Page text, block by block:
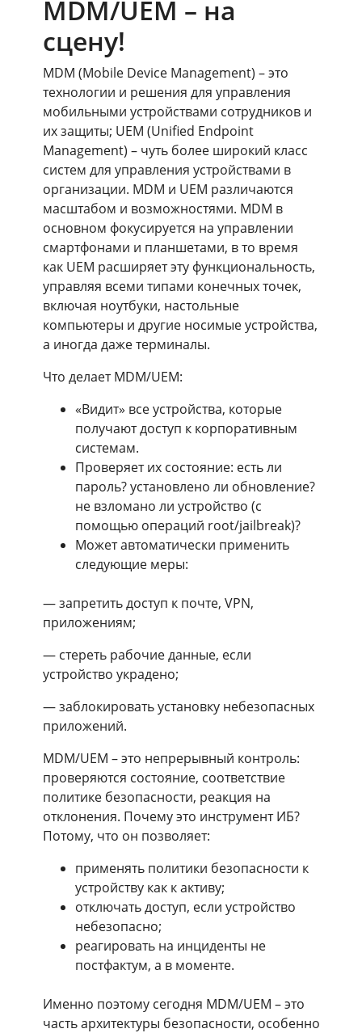
MDM/UEM – на
сцену!
MDM (Mobile Device Management) – это
технологии и решения для управления
мобильными устройствами сотрудников и
их защиты; UEM (Unified Endpoint
Management) – чуть более широкий класс
систем для управления устройствами в
организации. MDM и UEM различаются
масштабом и возможностями. MDM в
основном фокусируется на управлении
смартфонами и планшетами, в то время
как UEM расширяет эту функциональность,
управляя всеми типами конечных точек,
включая ноутбуки, настольные
компьютеры и другие носимые устройства,
а иногда даже терминалы.
Что делает MDM/UEM:
«Видит» все устройства, которые
получают доступ к корпоративным
системам.
Проверяет их состояние: есть ли
пароль? установлено ли обновление?
не взломано ли устройство (с
помощью операций root/jailbreak)?
Может автоматически применить
следующие меры:
— запретить доступ к почте, VPN,
приложениям;
— стереть рабочие данные, если
устройство украдено;
— заблокировать установку небезопасных
приложений.
MDM/UEM – это непрерывный контроль:
проверяются состояние, соответствие
политике безопасности, реакция на
отклонения. Почему это инструмент ИБ?
Потому, что он позволяет:
применять политики безопасности к
устройству как к активу;
отключать доступ, если устройство
небезопасно;
реагировать на инциденты не
постфактум, а в моменте.
Именно поэтому сегодня MDM/UEM – это
часть архитектуры безопасности, особенно